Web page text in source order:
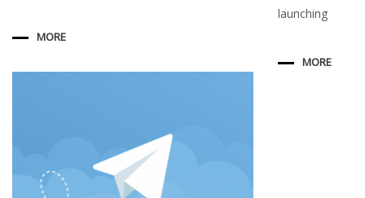
MORE
launching
MORE